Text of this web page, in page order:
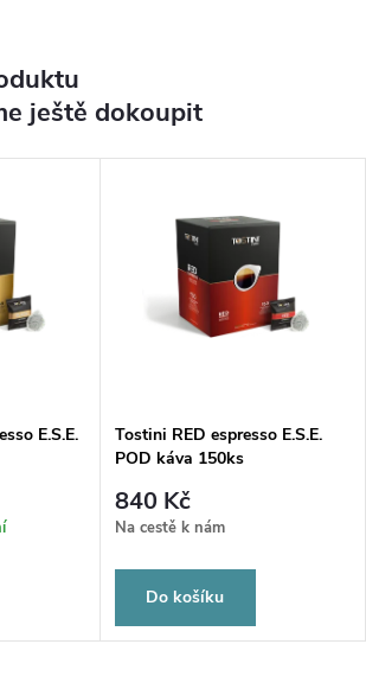
ještě dokoupit
E.S.E.
Tostini RED espresso E.S.E.
POD káva 150ks
840 Kč
Na cestě k nám
Do košíku